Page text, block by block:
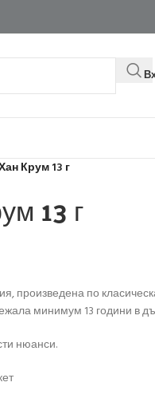
Крум 13 г
13 г
произведена по
минимум 13 години в
нюанси.